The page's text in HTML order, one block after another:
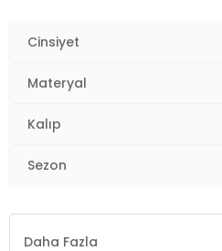
3DY1541DPRTMNT24.12
Cinsiyet
Materyal
Kalıp
Sezon
Daha Fazla